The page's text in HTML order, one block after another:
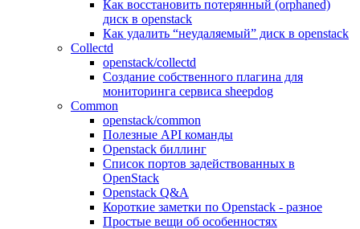
Как восстановить потерянный (orphaned)
диск в openstack
Как удалить “неудаляемый” диск в openstack
Collectd
openstack/collectd
Создание собственного плагина для
мониторинга сервиса sheepdog
Common
openstack/common
Полезные API команды
Openstack биллинг
Список портов задействованных в
OpenStack
Openstack Q&A
Короткие заметки по Openstack - разное
Простые вещи об особенностях